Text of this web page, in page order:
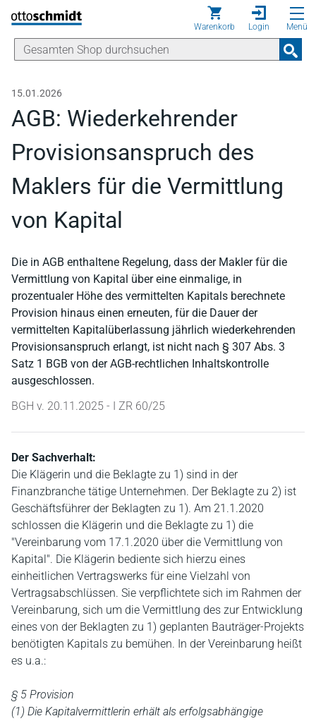
Direkt zum Inhalt
Warenkorb Login Menü
15.01.2026
AGB: Wiederkehrender
Provisionsanspruch des
Maklers für die Vermittlung
von Kapital
Die in AGB enthaltene Regelung, dass der Makler für die
Vermittlung von Kapital über eine einmalige, in
prozentualer Höhe des vermittelten Kapitals berechnete
Provision hinaus einen erneuten, für die Dauer der
vermittelten Kapitalüberlassung jährlich wiederkehrenden
Provisionsanspruch erlangt, ist nicht nach § 307 Abs. 3
Satz 1 BGB von der AGB-rechtlichen Inhaltskontrolle
ausgeschlossen.
BGH v. 20.11.2025 - I ZR 60/25
Der Sachverhalt:
Die Klägerin und die Beklagte zu 1) sind in der
Finanzbranche tätige Unternehmen. Der Beklagte zu 2) ist
Geschäftsführer der Beklagten zu 1). Am 21.1.2020
schlossen die Klägerin und die Beklagte zu 1) die
"Vereinbarung vom 17.1.2020 über die Vermittlung von
Kapital". Die Klägerin bediente sich hierzu eines
einheitlichen Vertragswerks für eine Vielzahl von
Vertragsabschlüssen. Sie verpflichtete sich im Rahmen der
Vereinbarung, sich um die Vermittlung des zur Entwicklung
eines von der Beklagten zu 1) geplanten Bauträger-Projekts
benötigten Kapitals zu bemühen. In der Vereinbarung heißt
es u.a.:
§ 5 Provision
(1) Die Kapitalvermittlerin erhält als erfolgsabhängige